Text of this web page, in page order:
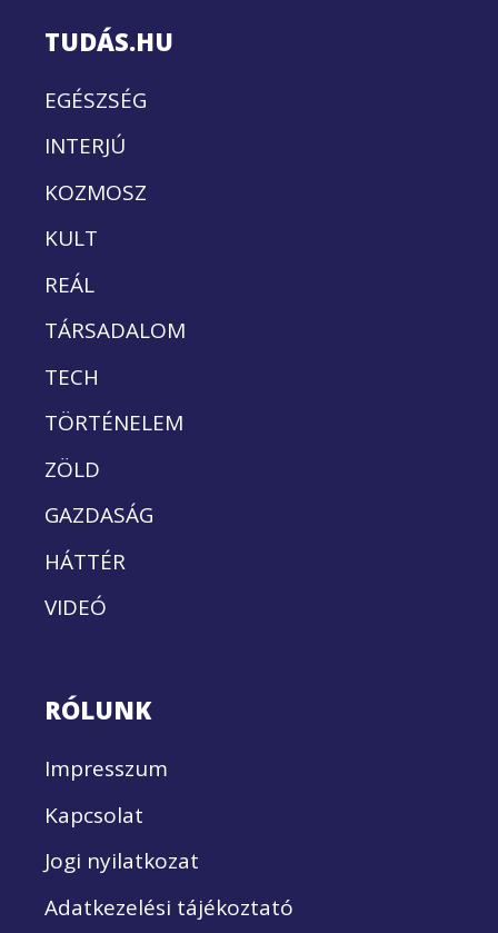
TUDÁS.HU
EGÉSZSÉG
INTERJÚ
KOZMOSZ
KULT
REÁL
TÁRSADALOM
TECH
TÖRTÉNELEM
ZÖLD
GAZDASÁG
HÁTTÉR
VIDEÓ
RÓLUNK
Impresszum
Kapcsolat
Jogi nyilatkozat
Adatkezelési tájékoztató